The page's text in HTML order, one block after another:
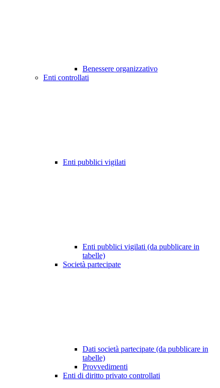
Benessere organizzativo
Enti controllati
Enti pubblici vigilati
Enti pubblici vigilati (da pubblicare in
tabelle)
Società partecipate
Dati società partecipate (da pubblicare in
tabelle)
Provvedimenti
Enti di diritto privato controllati